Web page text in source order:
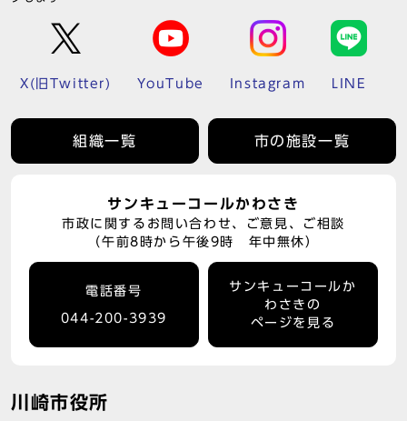
X(旧Twitter) YouTube Instagram LINE
組織一覧 市の施設一覧
サンキューコールかわさき
市政に関するお問い合わせ、ご意見、ご相談
（午前8時から午後9時 年中無休）
電話番号
044-200-3939
サンキューコールか
わさきの
ページを見る
川崎市役所